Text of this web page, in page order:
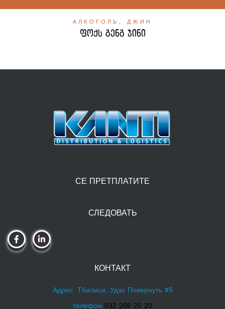
АЛКОГОЛЬ , ДЖИН
ფოქს გენგ ჯინი
СЕ ПРЕТПЛАТИТЕ
СЛЕДОВАТЬ
КОНТАКТ
Адрес: Тбилиси, Удзо Повернуть #5
телефон 032 266 20 20